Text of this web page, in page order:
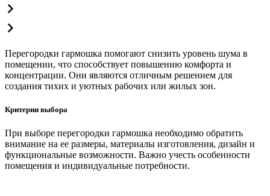
Перегородки гармошка помогают снизить уровень шума в
помещении, что способствует повышению комфорта и
концентрации. Они являются отличным решением для
создания тихих и уютных рабочих или жилых зон.
Критерии выбора
При выборе перегородки гармошка необходимо обратить
внимание на ее размеры, материалы изготовления, дизайн и
функциональные возможности. Важно учесть особенности
помещения и индивидуальные потребности.